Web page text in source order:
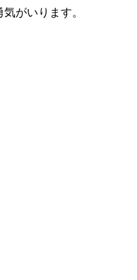
がいります。